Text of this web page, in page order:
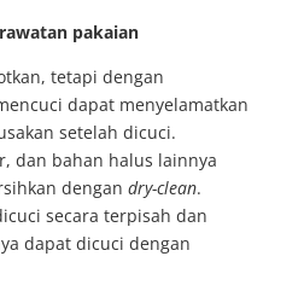
pakaian
tetapi dengan
dapat menyelamatkan
setelah dicuci.
dan bahan halus lainnya
dengan dry-clean.
secara terpisah dan
dapat dicuci dengan